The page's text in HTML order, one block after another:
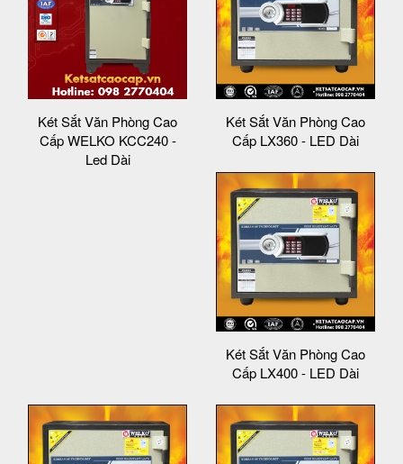
Két Sắt Văn Phòng Cao
Cấp WELKO KCC240 -
Led Dài
Két Sắt Văn Phòng Cao
Cấp LX360 - LED Dài
Két Sắt Văn Phòng Cao
Cấp LX400 - LED Dài